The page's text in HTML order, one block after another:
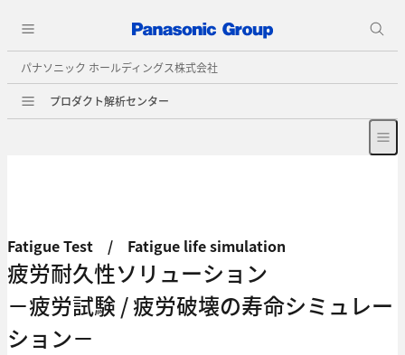
パナソニック ホールディングス株式会社
プロダクト解析センター
Fatigue Test / Fatigue life simulation
疲労耐久性ソリューション
－疲労試験 / 疲労破壊の寿命シミュレー
ション－